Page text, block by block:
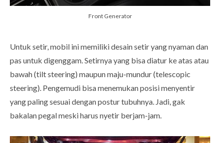
Front Generator
Untuk setir, mobil ini memiliki desain setir yang nyaman dan
pas untuk digenggam. Setirnya yang bisa diatur ke atas atau
bawah (tilt steering) maupun maju-mundur (telescopic
steering). Pengemudi bisa menemukan posisi menyentir
yang paling sesuai dengan postur tubuhnya. Jadi, gak
bakalan pegal meski harus nyetir berjam-jam.